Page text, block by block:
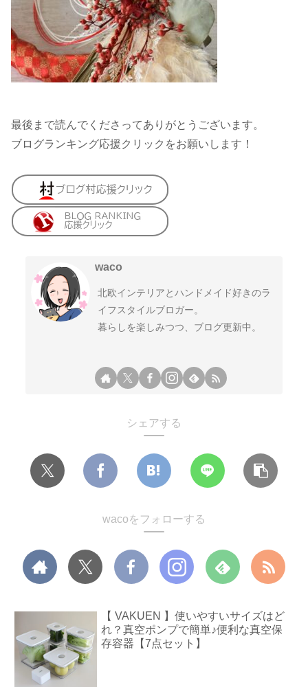
最後まで読んでくださってありがとうございます。
ブログランキング応援クリックをお願いします！
waco
北欧インテリアとハンドメイド好きのラ
イフスタイルブロガー。
暮らしを楽しみつつ、ブログ更新中。
シェアする
wacoをフォローする
【 VAKUEN 】使いやすいサイズはど
れ？真空ポンプで簡単♪便利な真空保
存容器【7点セット】